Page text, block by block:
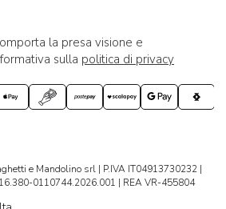
la presa visione e
sulla politica di privacy
e Mandolino srl | P.IVA IT04913730232 |
0110744.2026.001 | REA VR-455804